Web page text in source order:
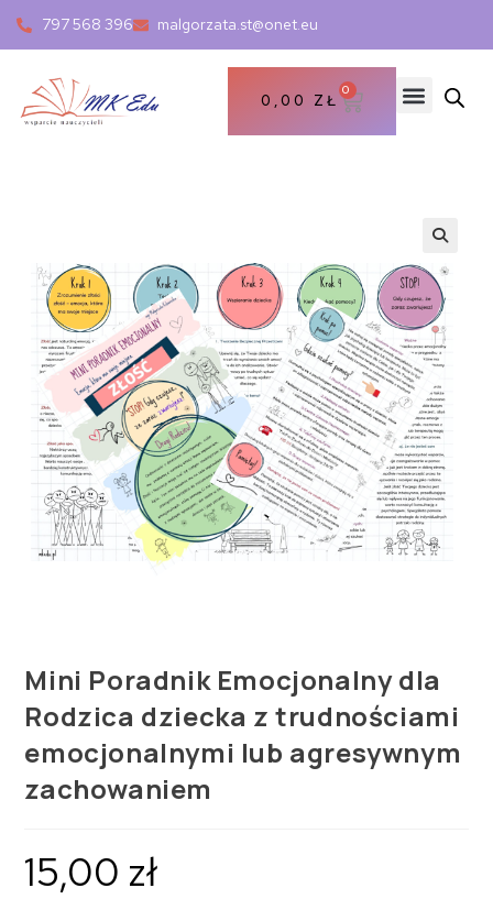
797 568 396 malgorzata.st@onet.eu
0,00 ZŁ
0
Mini Poradnik Emocjonalny dla
Rodzica dziecka z trudnościami
emocjonalnymi lub agresywnym
zachowaniem
15,00 zł